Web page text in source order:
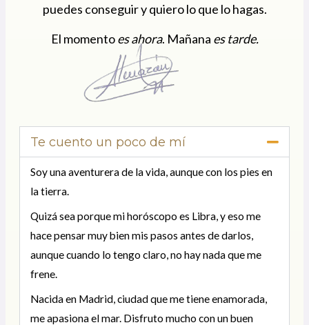
puedes conseguir y quiero lo que lo hagas.
El momentoes ahora. Mañana es tarde.
Te cuento un poco de mí
Soy una aventurera de la vida, aunque con los pies en
la tierra.
Quizá sea porque mi horóscopo es Libra, y eso me
hace pensar muy bien mis pasos antes de darlos,
aunque cuando lo tengo claro, no hay nada que me
frene.
Nacida en Madrid, ciudad que me tiene enamorada,
me apasiona el mar. Disfruto mucho con un buen